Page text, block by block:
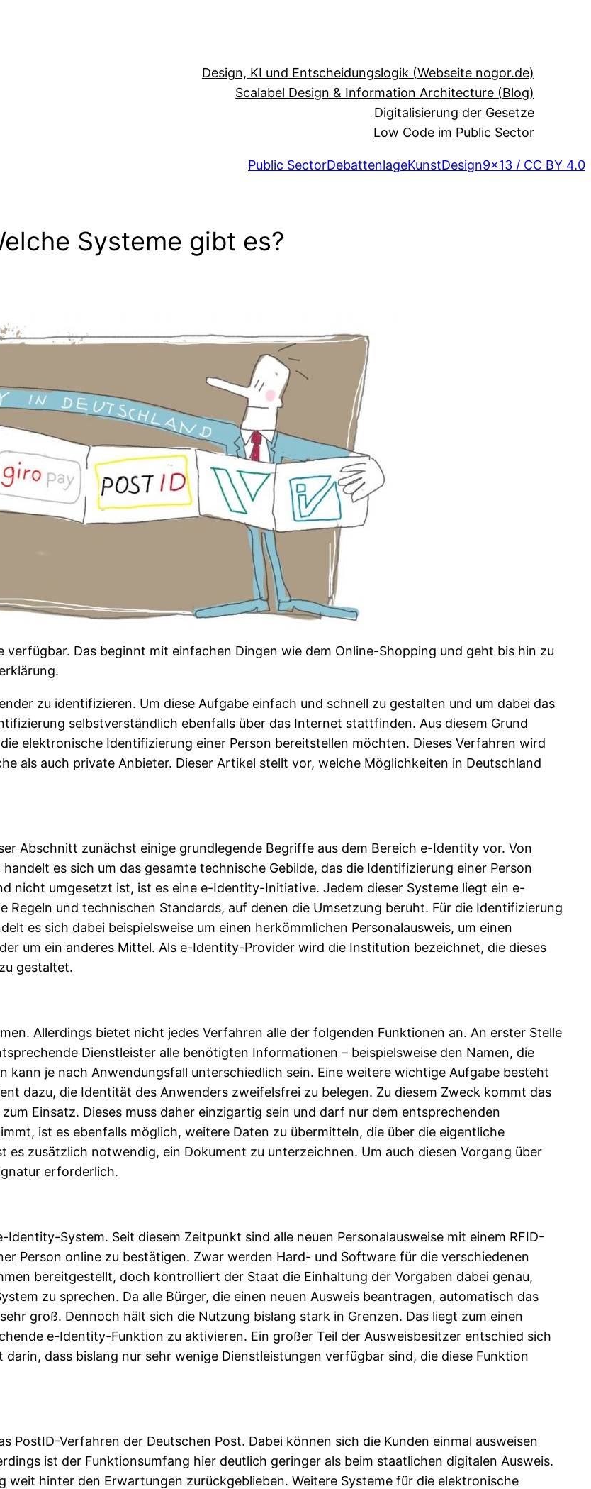
Design, KI und Entscheidungslogik (Webseite nogor.de)
Scalabel Design & Information Architecture (Blog)
Digitalisierung der Gesetze
Low Code im Public Sector
Public SectorDebattenlageKunstDesign9×13 / CC BY 4.0
Systeme gibt es?
Das beginnt mit einfachen Dingen wie dem Online-Shopping und geht bis hin zu
zu identifizieren. Um diese Aufgabe einfach und schnell zu gestalten und um dabei das
selbstverständlich ebenfalls über das Internet stattfinden. Aus diesem Grund
elektronische Identifizierung einer Person bereitstellen möchten. Dieses Verfahren wird
als auch private Anbieter. Dieser Artikel stellt vor, welche Möglichkeiten in Deutschland
Abschnitt zunächst einige grundlegende Begriffe aus dem Bereich e-Identity vor. Von
es sich um das gesamte technische Gebilde, das die Identifizierung einer Person
nicht umgesetzt ist, ist es eine e-Identity-Initiative. Jedem dieser Systeme liegt ein e-
und technischen Standards, auf denen die Umsetzung beruht. Für die Identifizierung
es sich dabei beispielsweise um einen herkömmlichen Personalausweis, um einen
um ein anderes Mittel. Als e-Identity-Provider wird die Institution bezeichnet, die dieses
gestaltet.
Allerdings bietet nicht jedes Verfahren alle der folgenden Funktionen an. An erster Stelle
Dienstleister alle benötigten Informationen – beispielsweise den Namen, die
kann je nach Anwendungsfall unterschiedlich sein. Eine weitere wichtige Aufgabe besteht
dazu, die Identität des Anwenders zweifelsfrei zu belegen. Zu diesem Zweck kommt das
Einsatz. Dieses muss daher einzigartig sein und darf nur dem entsprechenden
ist es ebenfalls möglich, weitere Daten zu übermitteln, die über die eigentliche
zusätzlich notwendig, ein Dokument zu unterzeichnen. Um auch diesen Vorgang über
erforderlich.
System. Seit diesem Zeitpunkt sind alle neuen Personalausweise mit einem RFID-
Person online zu bestätigen. Zwar werden Hard- und Software für die verschiedenen
bereitgestellt, doch kontrolliert der Staat die Einhaltung der Vorgaben dabei genau,
zu sprechen. Da alle Bürger, die einen neuen Ausweis beantragen, automatisch das
groß. Dennoch hält sich die Nutzung bislang stark in Grenzen. Das liegt zum einen
e-Identity-Funktion zu aktivieren. Ein großer Teil der Ausweisbesitzer entschied sich
dass bislang nur sehr wenige Dienstleistungen verfügbar sind, die diese Funktion
Verfahren der Deutschen Post. Dabei können sich die Kunden einmal ausweisen
ist der Funktionsumfang hier deutlich geringer als beim staatlichen digitalen Ausweis.
weit hinter den Erwartungen zurückgeblieben. Weitere Systeme für die elektronische